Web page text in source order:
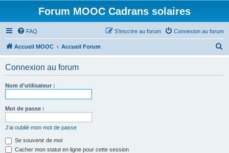
Forum MOOC Cadrans solaires
FAQ Connexion au forum
S’inscrire au forum
Accueil MOOC Accueil Forum
Connexion au forum
Nom d’utilisateur :
Mot de passe :
J’ai oublié mon mot de passe
Se souvenir de moi
Cacher mon statut en ligne pour cette session